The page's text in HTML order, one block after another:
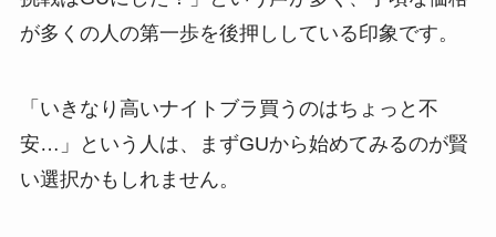
が多くの人の第一歩を後押ししている印象です。
「いきなり高いナイトブラ買うのはちょっと不
安…」という人は、まずGUから始めてみるのが賢
い選択かもしれません。